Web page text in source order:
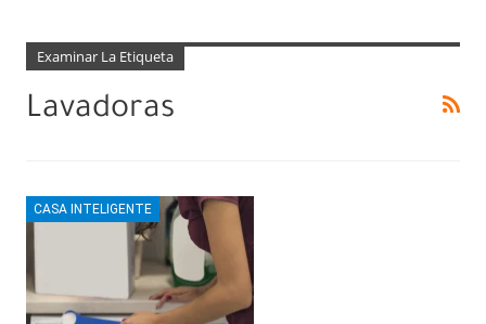
Examinar La Etiqueta
Lavadoras
CASA INTELIGENTE